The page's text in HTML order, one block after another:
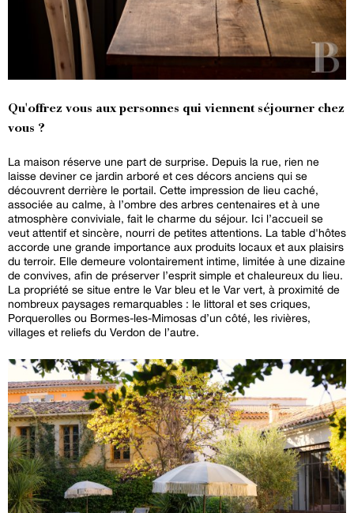
Qu'offrez vous aux personnes qui viennent séjourner chez
vous ?
La maison réserve une part de surprise. Depuis la rue, rien ne
laisse deviner ce jardin arboré et ces décors anciens qui se
découvrent derrière le portail. Cette impression de lieu caché,
associée au calme, à l’ombre des arbres centenaires et à une
atmosphère conviviale, fait le charme du séjour. Ici l’accueil se
veut attentif et sincère, nourri de petites attentions. La table d'hôtes
accorde une grande importance aux produits locaux et aux plaisirs
du terroir. Elle demeure volontairement intime, limitée à une dizaine
de convives, afin de préserver l’esprit simple et chaleureux du lieu.
La propriété se situe entre le Var bleu et le Var vert, à proximité de
nombreux paysages remarquables : le littoral et ses criques,
Porquerolles ou Bormes-les-Mimosas d’un côté, les rivières,
villages et reliefs du Verdon de l’autre.